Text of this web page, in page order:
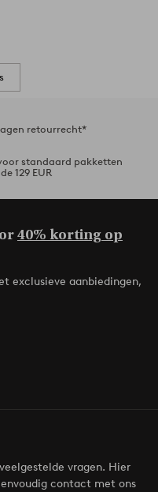
retourrecht*
standaard pakketten
129 EUR
40% korting op
exclusieve aanbiedingen,
vragen. Hier
contact met ons